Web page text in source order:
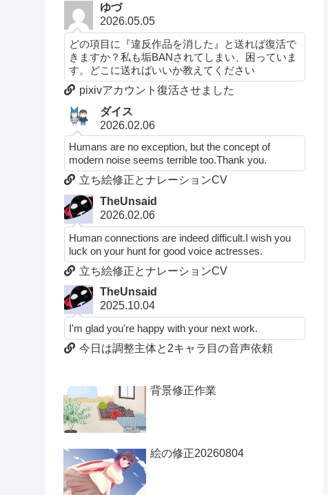
ゆづ
2026.05.05
どの項目に『違反作品を消した』と送れば復活で
きますか？私も垢BANされてしまい、困っていま
す。どこに送ればいいか教えてください
pixivアカウント復活させました
ダイス
2026.02.06
Humans are no exception, but the concept of
modern noise seems terrible too.Thank you.
立ち絵修正とナレーションCV
TheUnsaid
2026.02.06
Human connections are indeed difficult.I wish you
luck on your hunt for good voice actresses.
立ち絵修正とナレーションCV
TheUnsaid
2025.10.04
I'm glad you're happy with your next work.
今日は調整主体と2キャラ目の音声依頼
背景修正作業
絵の修正20260804